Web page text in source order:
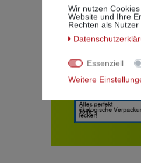
Wir nutzen
Website und Ihre
Rechten als
Essenziell
Weitere